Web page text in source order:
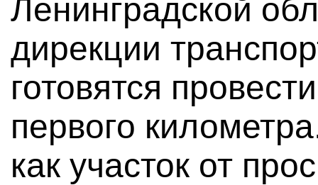
Ленинградской
дирекции
готовятся
первого
как участок от